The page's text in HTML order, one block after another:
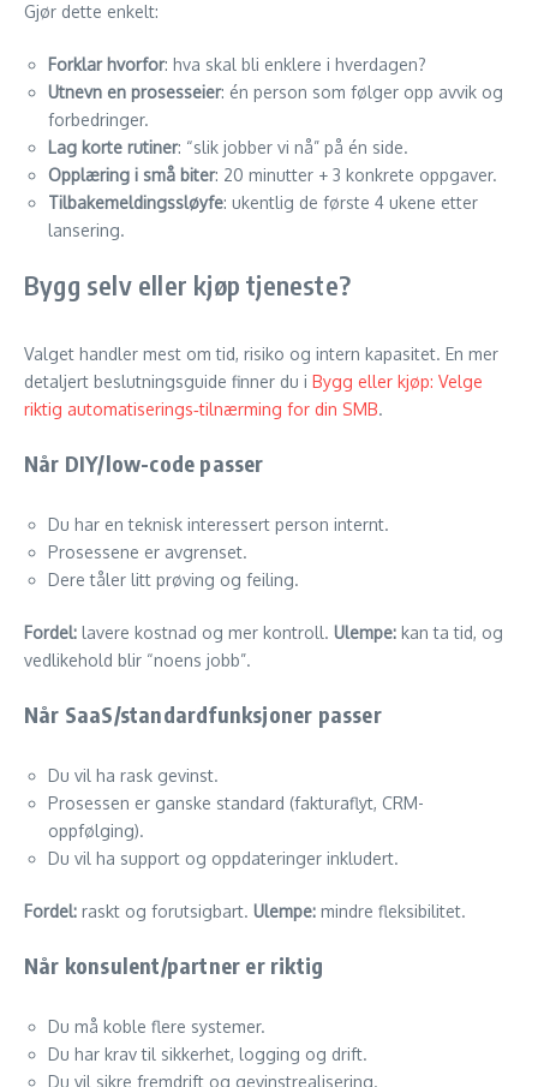
Gjør dette enkelt:
Forklar hvorfor: hva skal bli enklere i hverdagen?
Utnevn en prosesseier: én person som følger opp avvik og
forbedringer.
Lag korte rutiner: “slik jobber vi nå” på én side.
Opplæring i små biter: 20 minutter + 3 konkrete oppgaver.
Tilbakemeldingssløyfe: ukentlig de første 4 ukene etter
lansering.
Bygg selv eller kjøp tjeneste?
Valget handler mest om tid, risiko og intern kapasitet. En mer
detaljert beslutningsguide finner du i Bygg eller kjøp: Velge
riktig automatiserings‑tilnærming for din SMB.
Når DIY/low-code passer
Du har en teknisk interessert person internt.
Prosessene er avgrenset.
Dere tåler litt prøving og feiling.
Fordel: lavere kostnad og mer kontroll. Ulempe: kan ta tid, og
vedlikehold blir “noens jobb”.
Når SaaS/standardfunksjoner passer
Du vil ha rask gevinst.
Prosessen er ganske standard (fakturaflyt, CRM-
oppfølging).
Du vil ha support og oppdateringer inkludert.
Fordel: raskt og forutsigbart. Ulempe: mindre fleksibilitet.
Når konsulent/partner er riktig
Du må koble flere systemer.
Du har krav til sikkerhet, logging og drift.
Du vil sikre fremdrift og gevinstrealisering.